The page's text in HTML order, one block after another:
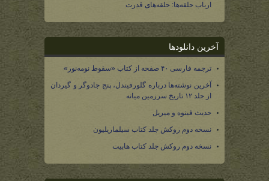
ارباب حلقه‌ها: حلقه‌های قدرت
آخرین دانلودها
ترجمه فارسی ۴۰ صفحه از کتاب «سقوط نومه‌نور»
آخرین نوشته‌ها درباره گلورفیندل، پنج جادوگر و گیردان
از جلد ۱۲ تاریخ سرزمین میانه
حدیث فینوه و میریل
نسخه دوم روکش جلد کتاب سیلماریلیون
نسخه دوم روکش جلد کتاب هابیت